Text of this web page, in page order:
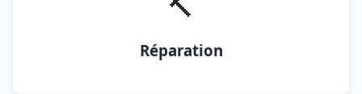
Réparation